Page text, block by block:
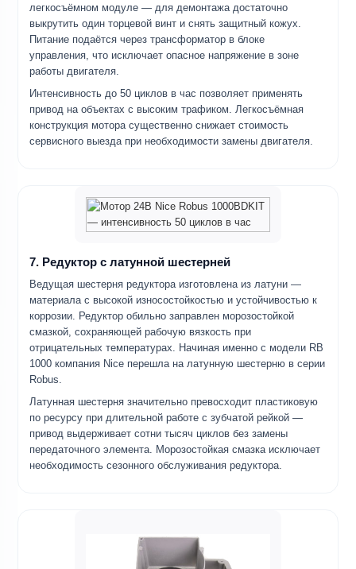
легкосъёмном модуле — для демонтажа достаточно
выкрутить один торцевой винт и снять защитный кожух.
Питание подаётся через трансформатор в блоке
управления, что исключает опасное напряжение в зоне
работы двигателя.
Интенсивность до 50 циклов в час позволяет применять
привод на объектах с высоким трафиком. Легкосъёмная
конструкция мотора существенно снижает стоимость
сервисного выезда при необходимости замены двигателя.
7. Редуктор с латунной шестерней
Ведущая шестерня редуктора изготовлена из латуни —
материала с высокой износостойкостью и устойчивостью к
коррозии. Редуктор обильно заправлен морозостойкой
смазкой, сохраняющей рабочую вязкость при
отрицательных температурах. Начиная именно с модели RB
1000 компания Nice перешла на латунную шестерню в серии
Robus.
Латунная шестерня значительно превосходит пластиковую
по ресурсу при длительной работе с зубчатой рейкой —
привод выдерживает сотни тысяч циклов без замены
передаточного элемента. Морозостойкая смазка исключает
необходимость сезонного обслуживания редуктора.